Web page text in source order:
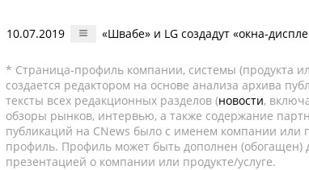
10.07.2019 «Швабе» и LG создадут «окна-
* Страница-профиль компании, системы (продукта
создается редактором на основе анализа архива
тексты всех редакционных разделов (новости,
обзоры рынков, интервью, а также содержание
публикаций на CNews было с именем компании или
профиль. Профиль может быть дополнен (обогащен)
презентацией о компании или продукте/услуге.